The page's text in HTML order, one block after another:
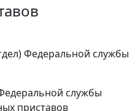
Федеральной службы
службы
приставов